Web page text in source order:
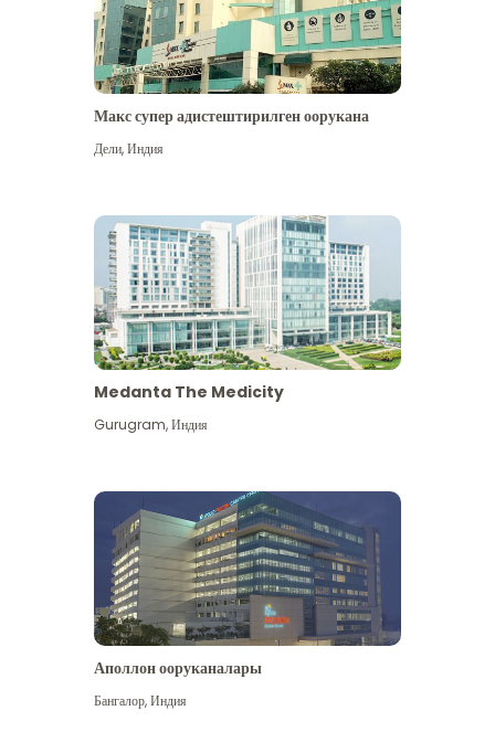
Макс супер адистештирилген оорукана
Дели,Индия
Medanta The Medicity
Gurugram,Индия
Аполлон ооруканалары
Бангалор,Индия